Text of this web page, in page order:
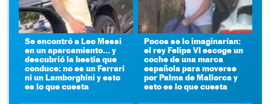
Se encontró a Leo Messi
en un aparcamiento... y
descubrió la bestia que
conduce: no es un Ferrari
ni un Lamborghini y esto
es lo que cuesta
Pocos se lo imaginarían:
el rey Felipe VI escoge un
coche de una marca
española para moverse
por Palma de Mallorca y
esto es lo que cuesta